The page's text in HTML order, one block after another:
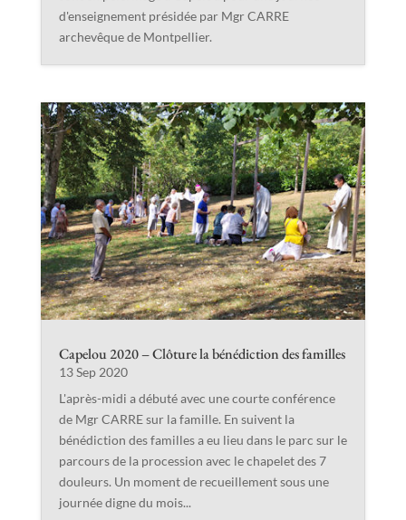
d'enseignement présidée par Mgr CARRE
archevêque de Montpellier.
Capelou 2020 – Clôture la bénédiction des familles
13 Sep 2020
L'après-midi a débuté avec une courte conférence
de Mgr CARRE sur la famille. En suivent la
bénédiction des familles a eu lieu dans le parc sur le
parcours de la procession avec le chapelet des 7
douleurs. Un moment de recueillement sous une
journée digne du mois...